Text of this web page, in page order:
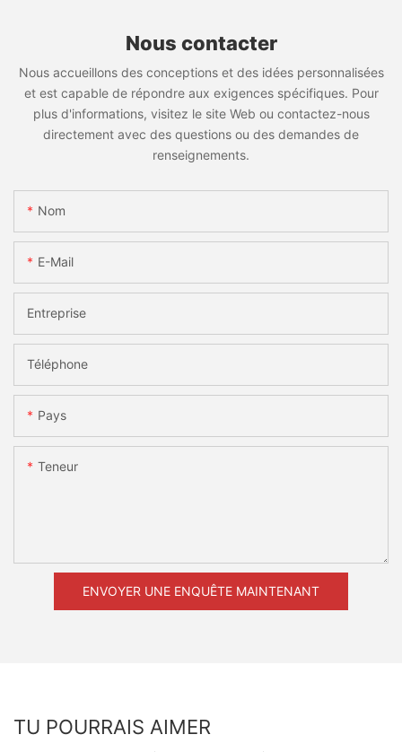
Nous contacter
Nous accueillons des conceptions et des idées personnalisées
et est capable de répondre aux exigences spécifiques. Pour
plus d'informations, visitez le site Web ou contactez-nous
directement avec des questions ou des demandes de
renseignements.
Nom
E-Mail
Entreprise
Téléphone
Pays
Teneur
ENVOYER UNE ENQUÊTE MAINTENANT
TU POURRAIS AIMER